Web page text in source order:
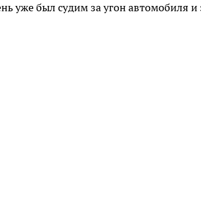
уже был судим за угон автомобиля